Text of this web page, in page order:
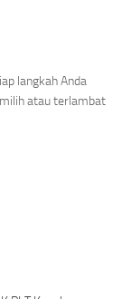
langkah Anda
atau terlambat